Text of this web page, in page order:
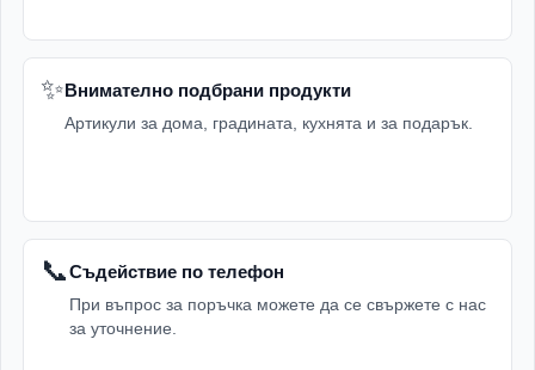
✨Внимателно подбрани продукти
Артикули за дома, градината, кухнята и за подарък.
📞Съдействие по телефон
При въпрос за поръчка можете да се свържете с нас
за уточнение.